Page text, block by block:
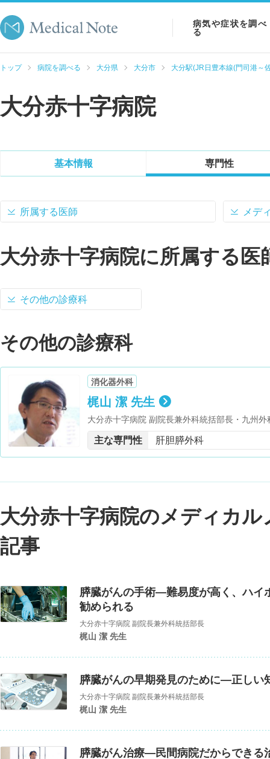
病気や症状を調べ
る
トップ 病院を調べる 大分県 大分市 大分駅(JR日豊本線(門司港～
大分赤十字病院
基本情報 専門性
所属する医師 メデ
大分赤十字病院に所属する医
その他の診療科
その他の診療科
消化器外科
梶山 潔 先生
大分赤十字病院 副院長兼外科統括部長・九州
学療法認定医・日本Acute Care Surgery学会
学会 会員・日本膵臓学会 会員・日本外科系連
博士 甲種、九州大学・日本腹部救急医学会 評
消化管学会 認定医、暫定専門医、暫定指導医
主な専門性 肝胆膵外科
大分赤十字病院のメディカル
記事
膵臓がんの手術―難易度が高く、ハイ
勧められる
大分赤十字病院 副院長兼外科統括部長
梶山 潔 先生
膵臓がんの早期発見のために―正しい
大分赤十字病院 副院長兼外科統括部長
梶山 潔 先生
膵臓がん治療―民間病院だからできる